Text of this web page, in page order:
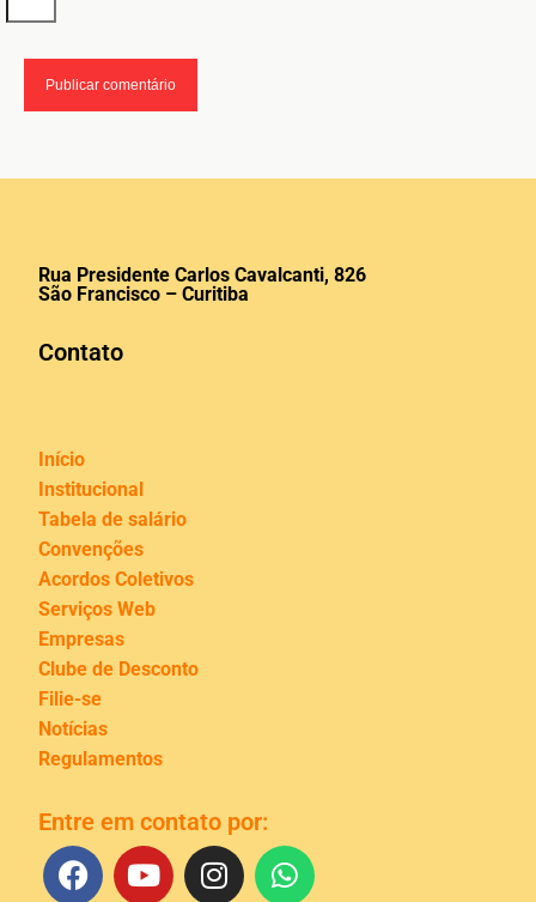
Rua Presidente Carlos Cavalcanti, 826
São Francisco – Curitiba
Contato
Início
Institucional
Tabela de salário
Convenções
Acordos Coletivos
Serviços Web
Empresas
Clube de Desconto
Filie-se
Notícias
Regulamentos
Entre em contato por: